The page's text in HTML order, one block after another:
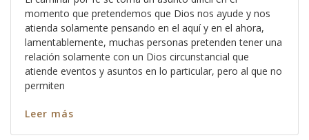
momento que pretendemos que Dios nos ayude y nos
atienda solamente pensando en el aquí y en el ahora,
lamentablemente, muchas personas pretenden tener una
relación solamente con un Dios circunstancial que
atiende eventos y asuntos en lo particular, pero al que no
permiten
Leer más